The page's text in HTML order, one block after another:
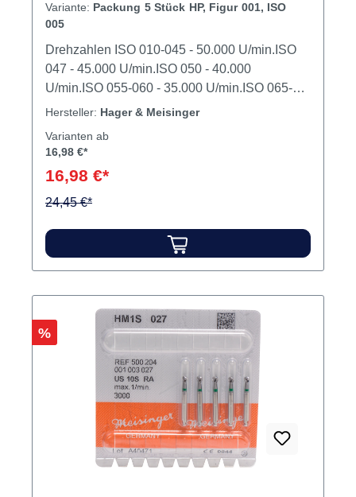
Variante: Packung 5 Stück HP, Figur 001, ISO
005
Drehzahlen ISO 010-045 - 50.000 U/min.ISO
047 - 45.000 U/min.ISO 050 - 40.000
U/min.ISO 055-060 - 35.000 U/min.ISO 065-
070 - 30.000 U/min.ISO 075-090 - 25.000
130 - 18.000 U/min.ISO 140-150 - 16.000
190 - 12.000 U/min.ISO 200-220 - 10.000
U/min. Modellgusstechnik, Modellherstellung,
Hersteller: Hager & Meisinger
Varianten ab
16,98 €*
16,98 €*
24,45 €*
Rabatt
%